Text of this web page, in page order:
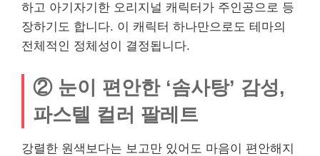
하고 아기자기한 오리지널 캐릭터가 주인공으로 등
장하기도 합니다. 이 캐릭터 하나만으로도 테마의
전체적인 정체성이 결정됩니다.
② 눈이 편안한 ‘솜사탕’ 감성,
파스텔 컬러 팔레트
강렬한 원색보다는 보고만 있어도 마음이 편안해지